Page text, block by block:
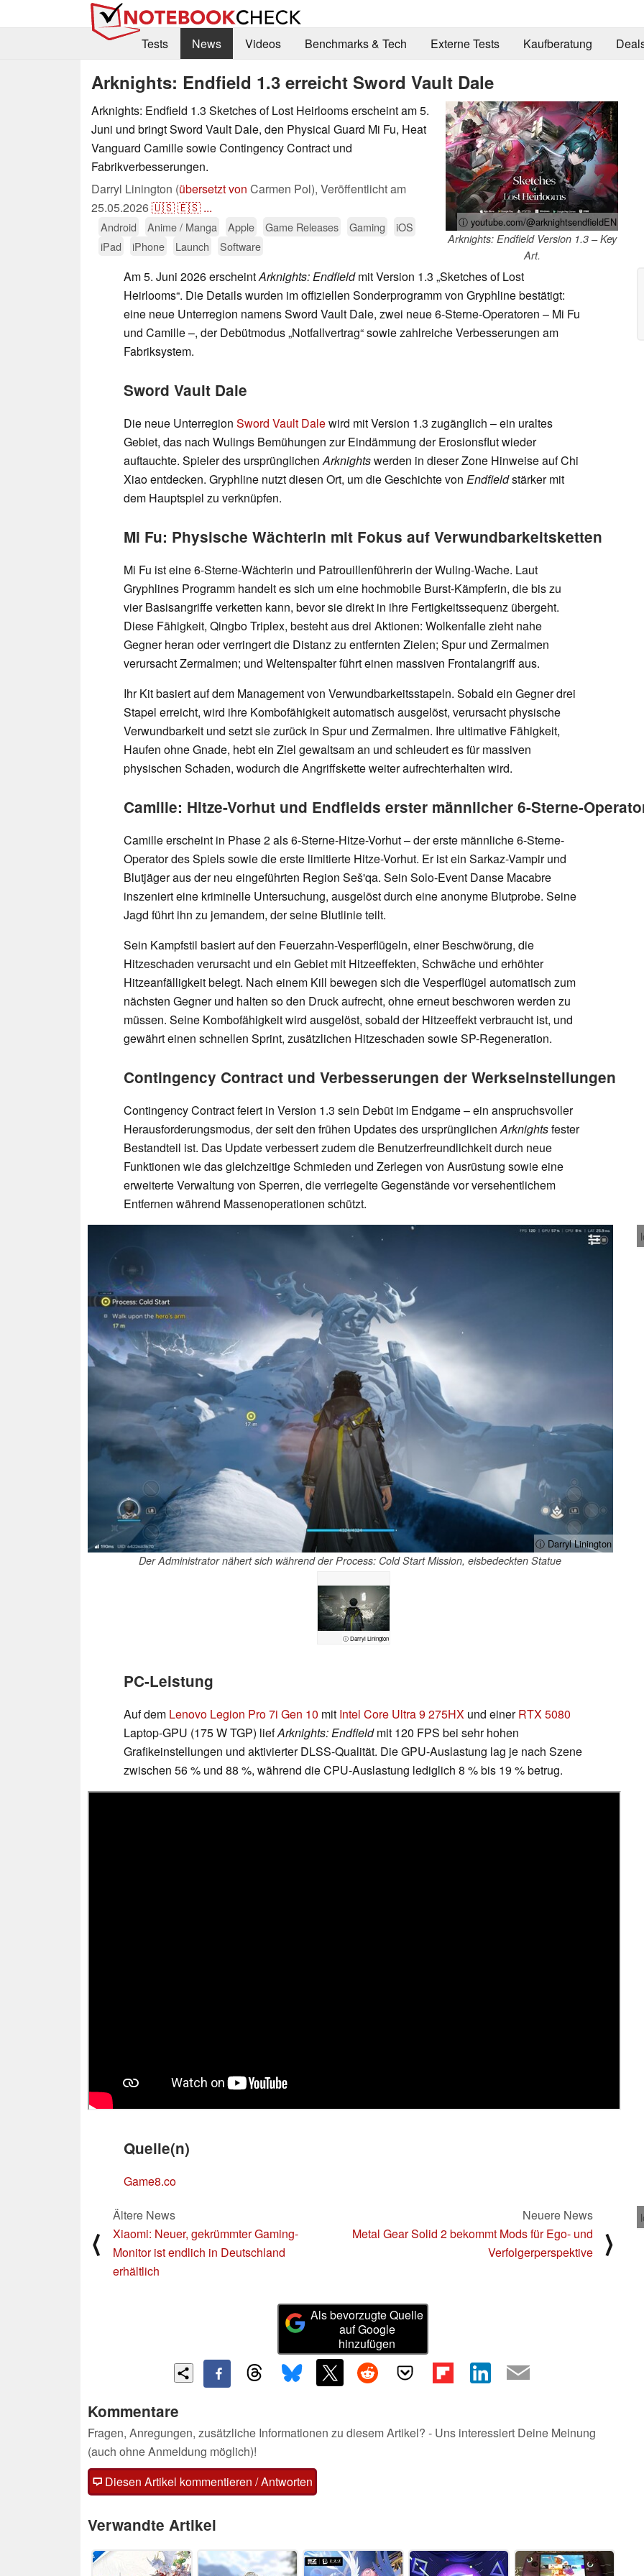
Tests News Videos Benchmarks & Tech Externe Tests Kaufberatung
Arknights: Endfield 1.3 erreicht Sword Vault Dale
ⓘ youtube.com/@arknightsendfieldEN
Arknights: Endfield Version 1.3 – Key
Art.
Arknights: Endfield 1.3 Sketches of Lost Heirlooms erscheint am 5.
Juni und bringt Sword Vault Dale, den Physical Guard Mi Fu, Heat
Vanguard Camille sowie Contingency Contract und
Fabrikverbesserungen.
Darryl Linington (übersetzt von Carmen Pol), Veröffentlicht am
25.05.2026🇺🇸🇪🇸 ...
Android Anime / Manga Apple Game Releases Gaming
iOS
iPad
iPhone Launch Software
Am 5. Juni 2026 erscheintArknights: Endfieldmit Version 1.3 „Sketches of Lost
Heirlooms“. Die Details wurden im offiziellen Sonderprogramm von Gryphline bestätigt:
eine neue Unterregion namens Sword Vault Dale, zwei neue 6-Sterne-Operatoren – Mi Fu
und Camille –, der Debütmodus „Notfallvertrag“ sowie zahlreiche Verbesserungen am
Fabriksystem.
Sword Vault Dale
Die neue Unterregion Sword Vault Dalewird mit Version 1.3 zugänglich – ein uraltes
Gebiet, das nach Wulings Bemühungen zur Eindämmung der Erosionsflut wieder
auftauchte. Spieler des ursprünglichenArknightswerden in dieser Zone Hinweise auf Chi
Xiao entdecken. Gryphline nutzt diesen Ort, um die Geschichte von Endfieldstärker mit
dem Hauptspiel zu verknüpfen.
Mi Fu: Physische Wächterin mit Fokus auf Verwundbarkeitsketten
Mi Fu ist eine 6-Sterne-Wächterin und Patrouillenführerin der Wuling-Wache. Laut
Gryphlines Programm handelt es sich um eine hochmobile Burst-Kämpferin, die bis zu
vier Basisangriffe verketten kann, bevor sie direkt in ihre Fertigkeitssequenz übergeht.
Diese Fähigkeit, Qingbo Triplex, besteht aus drei Aktionen: Wolkenfalle zieht nahe
Gegner heran oder verringert die Distanz zu entfernten Zielen; Spur und Zermalmen
verursacht Zermalmen; und Weltenspalter führt einen massiven Frontalangriff aus.
Ihr Kit basiert auf dem Management von Verwundbarkeitsstapeln. Sobald ein Gegner drei
Stapel erreicht, wird ihre Kombofähigkeit automatisch ausgelöst, verursacht physische
Verwundbarkeit und setzt sie zurück in Spur und Zermalmen. Ihre ultimative Fähigkeit,
Haufen ohne Gnade, hebt ein Ziel gewaltsam an und schleudert es für massiven
physischen Schaden, wodurch die Angriffskette weiter aufrechterhalten wird.
Camille: Hitze-Vorhut und Endfields erster männlicher 6-Sterne-
Camille erscheint in Phase 2 als 6-Sterne-Hitze-Vorhut – der erste männliche 6-Sterne-
Operator des Spiels sowie die erste limitierte Hitze-Vorhut. Er ist ein Sarkaz-Vampir und
Blutjäger aus der neu eingeführten Region Seš'qa. Sein Solo-Event Danse Macabre
inszeniert eine kriminelle Untersuchung, ausgelöst durch eine anonyme Blutprobe. Seine
Jagd führt ihn zu jemandem, der seine Blutlinie teilt.
Sein Kampfstil basiert auf den Feuerzahn-Vesperflügeln, einer Beschwörung, die
Hitzeschaden verursacht und ein Gebiet mit Hitzeeffekten, Schwäche und erhöhter
Hitzeanfälligkeit belegt. Nach einem Kill bewegen sich die Vesperflügel automatisch zum
nächsten Gegner und halten so den Druck aufrecht, ohne erneut beschworen werden zu
müssen. Seine Kombofähigkeit wird ausgelöst, sobald der Hitzeeffekt verbraucht ist, und
gewährt einen schnellen Sprint, zusätzlichen Hitzeschaden sowie SP-Regeneration.
Contingency Contract und Verbesserungen der Werkseinstellungen
Contingency Contract feiert in Version 1.3 sein Debüt im Endgame – ein anspruchsvoller
Herausforderungsmodus, der seit den frühen Updates des ursprünglichenArknightsfester
Bestandteil ist. Das Update verbessert zudem die Benutzerfreundlichkeit durch neue
Funktionen wie das gleichzeitige Schmieden und Zerlegen von Ausrüstung sowie eine
erweiterte Verwaltung von Sperren, die verriegelte Gegenstände vor versehentlichem
Entfernen während Massenoperationen schützt.
ⓘ Darryl Linington
Der Administrator nähert sich während der Process: Cold Start Mission, eisbedeckten Statue
ⓘ Darryl Linington
PC-Leistung
Auf dem Lenovo Legion Pro 7i Gen 10 mit Intel Core Ultra 9 275HX und einerRTX 5080
Laptop-GPU (175 W TGP) liefArknights: Endfieldmit 120 FPS bei sehr hohen
Grafikeinstellungen und aktivierter DLSS-Qualität. Die GPU-Auslastung lag je nach Szene
zwischen 56 % und 88 %, während die CPU-Auslastung lediglich 8 % bis 19 % betrug.
Quelle(n)
Game8.co
⟨
Ältere News
Xiaomi: Neuer, gekrümmter Gaming-
Monitor ist endlich in Deutschland
erhältlich
Neuere News
Metal Gear Solid 2 bekommt Mods für Ego- und
Verfolgerperspektive
⟩
Als bevorzugte Quelle
auf Google
hinzufügen
Kommentare
Fragen, Anregungen, zusätzliche Informationen zu diesem Artikel? - Uns interessiert Deine Meinung
(auch ohne Anmeldung möglich)!
Diesen Artikel kommentieren / Antworten
Verwandte Artikel